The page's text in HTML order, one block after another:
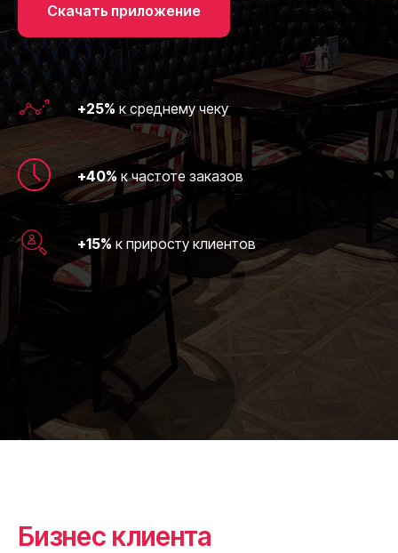
Скачать приложение
+25% к среднему чеку
+40% к частоте заказов
+15% к приросту клиентов
Бизнес клиента